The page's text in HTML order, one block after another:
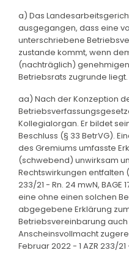
a) Das
ausgegangen, dass eine
unterschriebene
zustande kommt, wenn
(nachträglich)
Betriebsrats zugrunde liegt.
aa) Nach der Konzeption
Kollegialorgan. Er bildet
Beschluss (§ 33 BetrVG).
des Gremiums umfasste
(schwebend) unwirksam
Rechtswirkungen entfalten
233/21 - Rn. 24 mwN, BAGE
eine ohne einen solchen
abgegebene Erklärung
Betriebsvereinbarung
Anscheinsvollmacht
Februar 2022 - 1 AZR 233/